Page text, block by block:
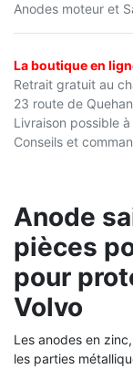
Anodes moteur et
La boutique en
Retrait gratuit au
23 route de
Livraison possible
Conseils et
Anode
pièces
pour
Volvo
Les anodes en
les parties